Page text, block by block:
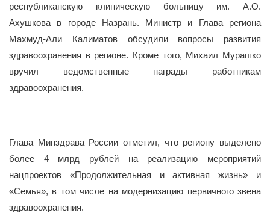
республиканскую клиническую больницу им. А.О.
Ахушкова в городе Назрань. Министр и Глава региона
Махмуд-Али Калиматов обсудили вопросы развития
здравоохранения в регионе. Кроме того, Михаил Мурашко
вручил ведомственные награды работникам
здравоохранения.
Глава Минздрава России отметил, что региону выделено
более 4 млрд рублей на реализацию мероприятий
нацпроектов «Продолжительная и активная жизнь» и
«Семья», в том числе на модернизацию первичного звена
здравоохранения.